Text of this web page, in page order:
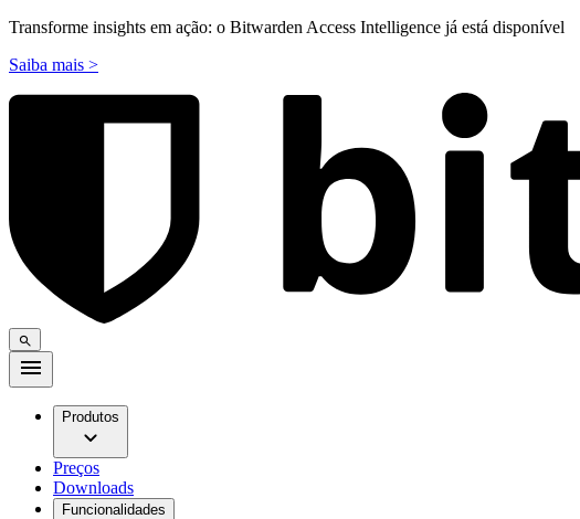
Transforme insights em ação: o Bitwarden Access Intelligence já está disponível
Saiba mais >
Produtos
Preços
Downloads
Funcionalidades